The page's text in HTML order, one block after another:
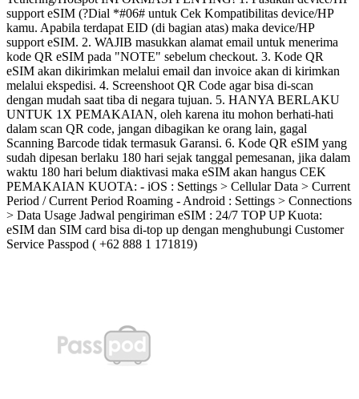
support eSIM (?Dial *#06# untuk Cek Kompatibilitas device/HP
kamu. Apabila terdapat EID (di bagian atas) maka device/HP
support eSIM. 2. WAJIB masukkan alamat email untuk menerima
kode QR eSIM pada "NOTE" sebelum checkout. 3. Kode QR
eSIM akan dikirimkan melalui email dan invoice akan di kirimkan
melalui ekspedisi. 4. Screenshoot QR Code agar bisa di-scan
dengan mudah saat tiba di negara tujuan. 5. HANYA BERLAKU
UNTUK 1X PEMAKAIAN, oleh karena itu mohon berhati-hati
dalam scan QR code, jangan dibagikan ke orang lain, gagal
Scanning Barcode tidak termasuk Garansi. 6. Kode QR eSIM yang
sudah dipesan berlaku 180 hari sejak tanggal pemesanan, jika dalam
waktu 180 hari belum diaktivasi maka eSIM akan hangus CEK
PEMAKAIAN KUOTA: - iOS : Settings > Cellular Data > Current
Period / Current Period Roaming - Android : Settings > Connections
> Data Usage Jadwal pengiriman eSIM : 24/7 TOP UP Kuota:
eSIM dan SIM card bisa di-top up dengan menghubungi Customer
Service Passpod ( +62 888 1 171819)